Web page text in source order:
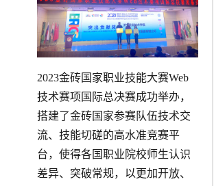
2023金砖国家职业技能大赛Web
技术赛项国际总决赛成功举办，
搭建了金砖国家参赛队伍技术交
流、技能切磋的高水准竞赛平
台，使得各国职业院校师生认识
差异、突破常规，以更加开放、